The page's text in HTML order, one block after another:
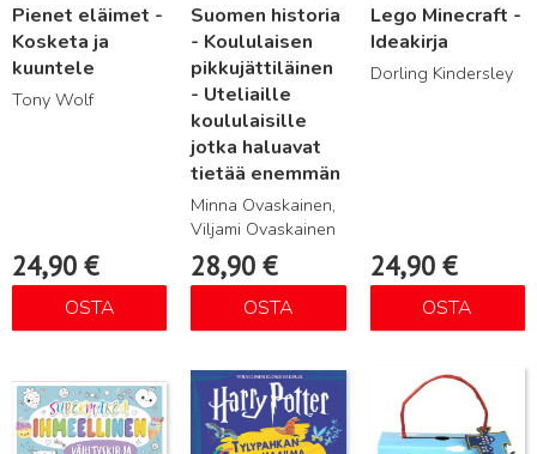
Pienet eläimet -
Kosketa ja
kuuntele
Tony Wolf
24,90 €
OSTA
Suomen historia
- Koululaisen
pikkujättiläinen
- Uteliaille
koululaisille
jotka haluavat
tietää enemmän
Minna Ovaskainen,
Viljami Ovaskainen
28,90€
OSTA
Lego Minecraft -
Ideakirja
Dorling Kindersley
24,90 €
OSTA
Lue lisää Lue lisää Lue lisää